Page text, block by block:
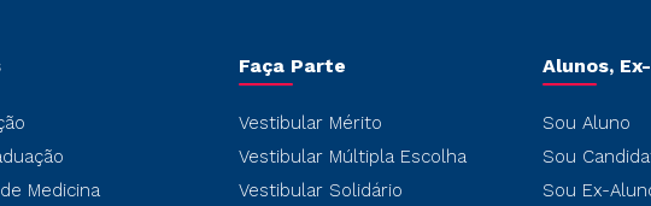
Medicina
Faça Parte
Vestibular Mérito
Vestibular Múltipla Escolha
Vestibular Solidário
Alunos,
Sou Aluno
Sou
Sou Ex-